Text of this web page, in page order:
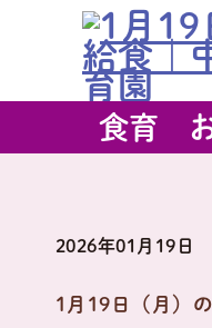
食育
2026年01月19日
1月19日（月）